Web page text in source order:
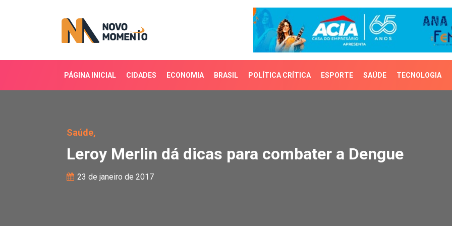
PÁGINA INICIAL CIDADES ECONOMIA BRASIL POLÍTICA CRÍTICA ESPORTE SAÚDE TECNOLOGIA
Saúde,
Leroy Merlin dá dicas para combater a Dengue
23 de janeiro de 2017